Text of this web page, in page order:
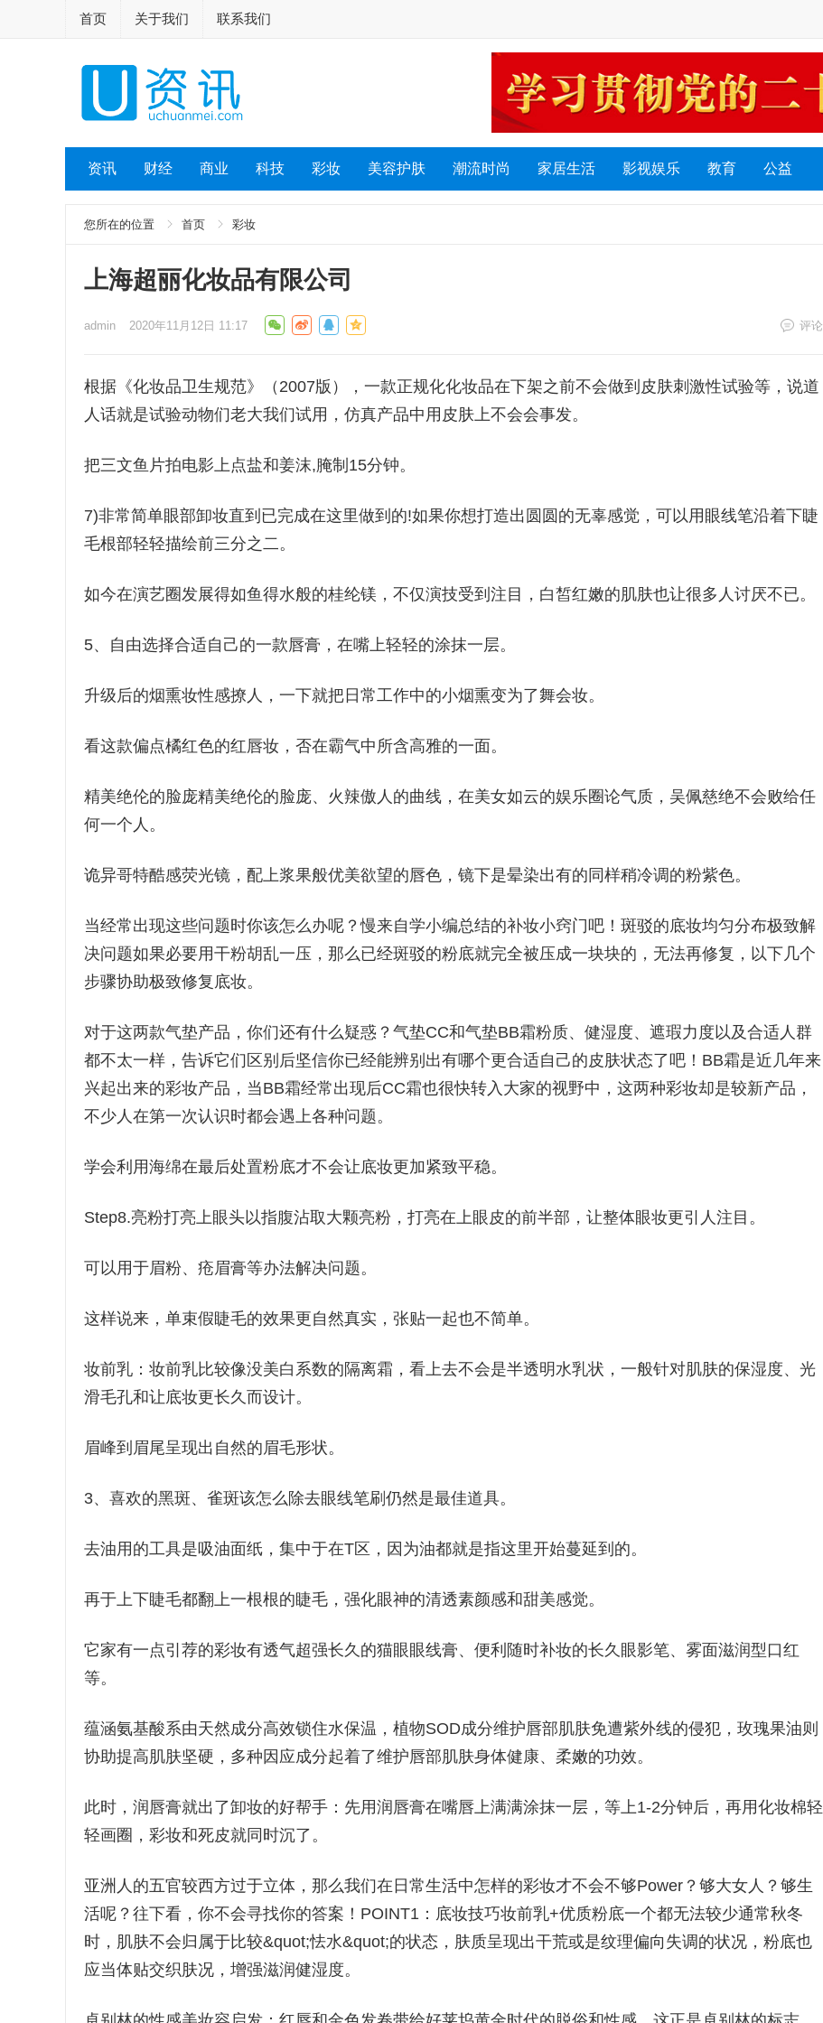
首页 关于我们 联系我们
资讯 财经 商业 科技 彩妆 美容护肤 潮流时尚 家居生活 影视娱乐 教育 公益
您所在的位置 首页 彩妆
上海超丽化妆品有限公司
admin 2020年11月12日 11:17 评论
根据《化妆品卫生规范》（2007版），一款正规化化妆品在下架之前不会做到皮肤刺激性试验等，说道
人话就是试验动物们老大我们试用，仿真产品中用皮肤上不会会事发。
把三文鱼片拍电影上点盐和姜沫,腌制15分钟。
7)非常简单眼部卸妆直到已完成在这里做到的!如果你想打造出圆圆的无辜感觉，可以用眼线笔沿着下睫
毛根部轻轻描绘前三分之二。
如今在演艺圈发展得如鱼得水般的桂纶镁，不仅演技受到注目，白皙红嫩的肌肤也让很多人讨厌不已。
5、自由选择合适自己的一款唇膏，在嘴上轻轻的涂抹一层。
升级后的烟熏妆性感撩人，一下就把日常工作中的小烟熏变为了舞会妆。
看这款偏点橘红色的红唇妆，否在霸气中所含高雅的一面。
精美绝伦的脸庞精美绝伦的脸庞、火辣傲人的曲线，在美女如云的娱乐圈论气质，吴佩慈绝不会败给任
何一个人。
诡异哥特酷感荧光镜，配上浆果般优美欲望的唇色，镜下是晕染出有的同样稍冷调的粉紫色。
当经常出现这些问题时你该怎么办呢？慢来自学小编总结的补妆小窍门吧！斑驳的底妆均匀分布极致解
决问题如果必要用干粉胡乱一压，那么已经斑驳的粉底就完全被压成一块块的，无法再修复，以下几个
步骤协助极致修复底妆。
对于这两款气垫产品，你们还有什么疑惑？气垫CC和气垫BB霜粉质、健湿度、遮瑕力度以及合适人群
都不太一样，告诉它们区别后坚信你已经能辨别出有哪个更合适自己的皮肤状态了吧！BB霜是近几年来
兴起出来的彩妆产品，当BB霜经常出现后CC霜也很快转入大家的视野中，这两种彩妆却是较新产品，
不少人在第一次认识时都会遇上各种问题。
学会利用海绵在最后处置粉底才不会让底妆更加紧致平稳。
Step8.亮粉打亮上眼头以指腹沾取大颗亮粉，打亮在上眼皮的前半部，让整体眼妆更引人注目。
可以用于眉粉、疮眉膏等办法解决问题。
这样说来，单束假睫毛的效果更自然真实，张贴一起也不简单。
妆前乳：妆前乳比较像没美白系数的隔离霜，看上去不会是半透明水乳状，一般针对肌肤的保湿度、光
滑毛孔和让底妆更长久而设计。
眉峰到眉尾呈现出自然的眉毛形状。
3、喜欢的黑斑、雀斑该怎么除去眼线笔刷仍然是最佳道具。
去油用的工具是吸油面纸，集中于在T区，因为油都就是指这里开始蔓延到的。
再于上下睫毛都翻上一根根的睫毛，强化眼神的清透素颜感和甜美感觉。
它家有一点引荐的彩妆有透气超强长久的猫眼眼线膏、便利随时补妆的长久眼影笔、雾面滋润型口红
等。
蕴涵氨基酸系由天然成分高效锁住水保温，植物SOD成分维护唇部肌肤免遭紫外线的侵犯，玫瑰果油则
协助提高肌肤坚硬，多种因应成分起着了维护唇部肌肤身体健康、柔嫩的功效。
此时，润唇膏就出了卸妆的好帮手：先用润唇膏在嘴唇上满满涂抹一层，等上1-2分钟后，再用化妆棉轻
轻画圈，彩妆和死皮就同时沉了。
亚洲人的五官较西方过于立体，那么我们在日常生活中怎样的彩妆才不会不够Power？够大女人？够生
活呢？往下看，你不会寻找你的答案！POINT1：底妆技巧妆前乳+优质粉底一个都无法较少通常秋冬
时，肌肤不会归属于比较&quot;怯水&quot;的状态，肤质呈现出干荒或是纹理偏向失调的状况，粉底也
应当体贴交织肤况，增强滋润健湿度。